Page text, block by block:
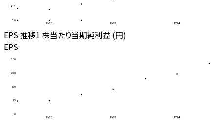
0.0
6.3
FY20 FY22 FY24
EPS 推移1 株当たり当期純利益 (円)
EPS
0
75
150
225
300
FY20 FY22 FY24